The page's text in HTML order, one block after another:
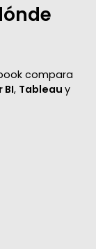
compara
BI, Tableau y